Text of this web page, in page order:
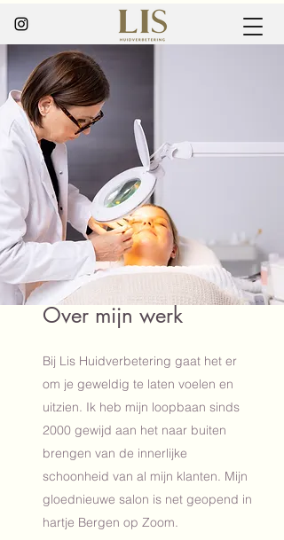
Over mijn werk
Bij Lis Huidverbetering gaat het er
om je geweldig te laten voelen en
uitzien. Ik heb mijn loopbaan sinds
2000 gewijd aan het naar buiten
brengen van de innerlijke
schoonheid van al mijn klanten. Mijn
gloednieuwe salon is net geopend in
hartje Bergen op Zoom.